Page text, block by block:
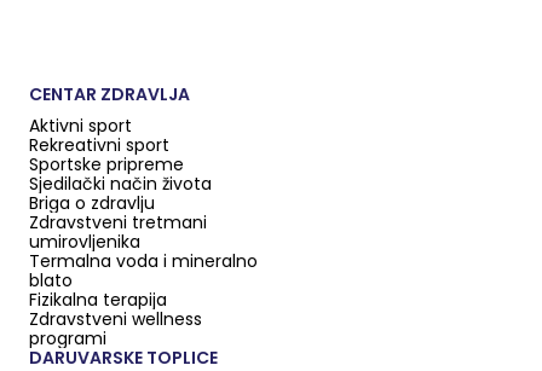
CENTAR ZDRAVLJA
Aktivni sport
Rekreativni sport
Sportske pripreme
Sjedilački način života
Briga o zdravlju
Zdravstveni tretmani
umirovljenika
Termalna voda i mineralno
blato
Fizikalna terapija
Zdravstveni wellness
programi
DARUVARSKE TOPLICE